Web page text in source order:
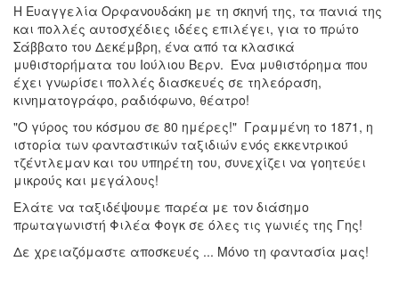
Η Ευαγγελία Ορφανουδάκη με τη σκηνή της, τα πανιά της
και πολλές αυτοσχέδιες ιδέες επιλέγει, για το πρώτο
Σάββατο του Δεκέμβρη, ένα από τα κλασικά
μυθιστορήματα του Ιούλιου Βερν. Ένα μυθιστόρημα που
έχει γνωρίσει πολλές διασκευές σε τηλεόραση,
κινηματογράφο, ραδιόφωνο, θέατρο!
"Ο γύρος του κόσμου σε 80 ημέρες!" Γραμμένη το 1871, η
ιστορία των φανταστικών ταξιδιών ενός εκκεντρικού
τζέντλεμαν και του υπηρέτη του, συνεχίζει να γοητεύει
μικρούς και μεγάλους!
Ελάτε να ταξιδέψουμε παρέα με τον διάσημο
πρωταγωνιστή Φιλέα Φογκ σε όλες τις γωνιές της Γης!
Δε χρειαζόμαστε αποσκευές ... Μόνο τη φαντασία μας!